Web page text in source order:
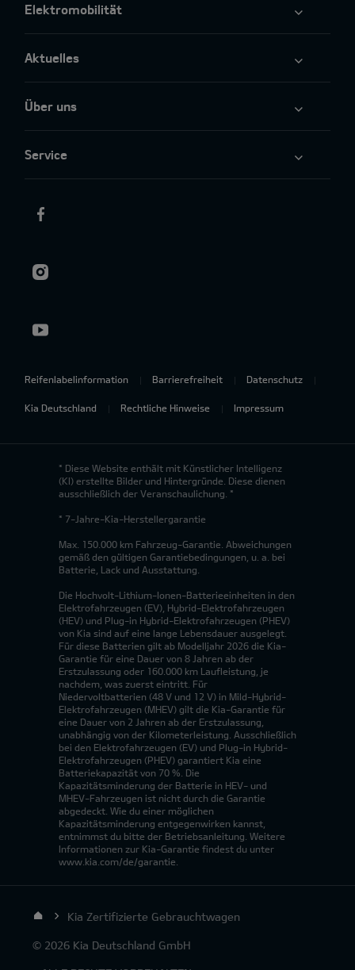
Elektromobilität
Aktuelles
Über uns
Service
Reifenlabelinformation Barrierefreiheit Datenschutz
Kia Deutschland Rechtliche Hinweise Impressum
* Diese Website enthält mit Künstlicher Intelligenz
(KI) erstellte Bilder und Hintergründe. Diese dienen
ausschließlich der Veranschaulichung. *
* 7-Jahre-Kia-Herstellergarantie
Max. 150.000 km Fahrzeug-Garantie. Abweichungen
gemäß den gültigen Garantiebedingungen, u. a. bei
Batterie, Lack und Ausstattung.
Die Hochvolt-Lithium-Ionen-Batterieeinheiten in den
Elektrofahrzeugen (EV), Hybrid-Elektrofahrzeugen
(HEV) und Plug-in Hybrid-Elektrofahrzeugen (PHEV)
von Kia sind auf eine lange Lebensdauer ausgelegt.
Für diese Batterien gilt ab Modelljahr 2026 die Kia-
Garantie für eine Dauer von 8 Jahren ab der
Erstzulassung oder 160.000 km Laufleistung, je
nachdem, was zuerst eintritt. Für
Niedervoltbatterien (48 V und 12 V) in Mild-Hybrid-
Elektrofahrzeugen (MHEV) gilt die Kia-Garantie für
eine Dauer von 2 Jahren ab der Erstzulassung,
unabhängig von der Kilometerleistung. Ausschließlich
bei den Elektrofahrzeugen (EV) und Plug-in Hybrid-
Elektrofahrzeugen (PHEV) garantiert Kia eine
Batteriekapazität von 70 %. Die
Kapazitätsminderung der Batterie in HEV- und
MHEV-Fahrzeugen ist nicht durch die Garantie
abgedeckt. Wie du einer möglichen
Kapazitätsminderung entgegenwirken kannst,
entnimmst du bitte der Betriebsanleitung. Weitere
Informationen zur Kia-Garantie findest du unter
www.kia.com/de/garantie.
Kia Zertifizierte Gebrauchtwagen
© 2026 Kia Deutschland GmbH